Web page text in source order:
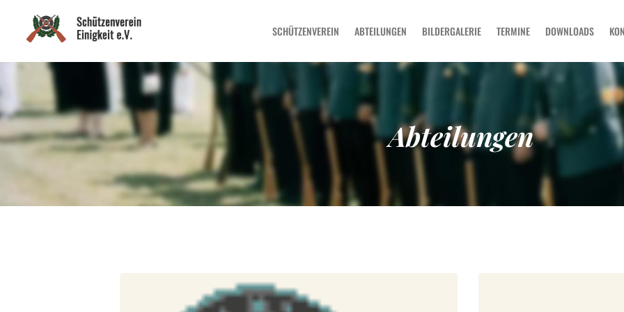
SCHÜTZENVEREIN ABTEILUNGEN BILDERGALERIE TERMINE DOWNLOADS
Abteilungen
ABTEILUNGEN
BILDERGALERIE
TERMINE
DOWNLOADS
KONTAKT